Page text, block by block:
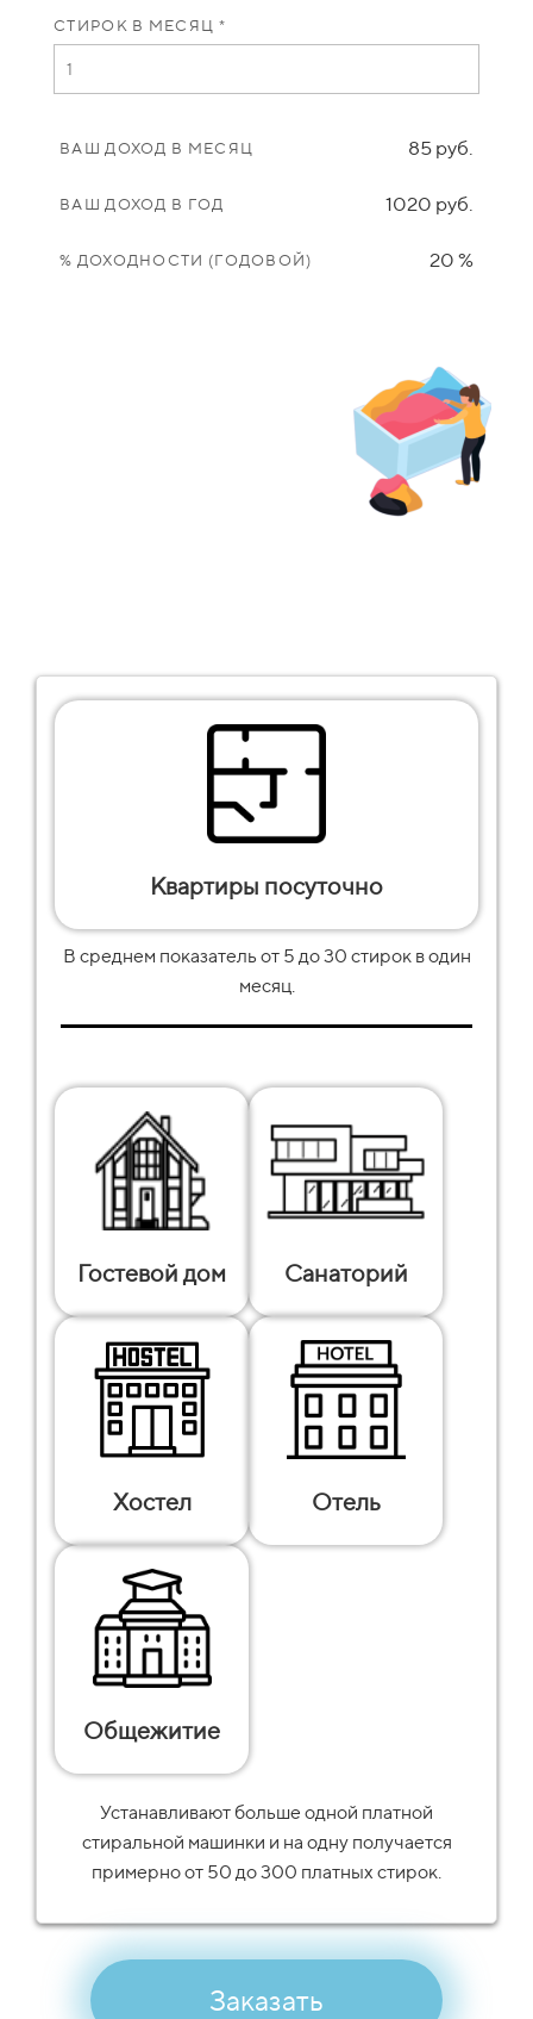
СТИРОК В МЕСЯЦ *
ВАШ ДОХОД В МЕСЯЦ 85 руб.
ВАШ ДОХОД В ГОД 1020 руб.
% ДОХОДНОСТИ (ГОДОВОЙ) 20 %
Квартиры посуточно
В среднем показатель от 5 до30 стирок в один
месяц.
Гостевой дом Санаторий
Хостел Отель
Общежитие
Устанавливают больше одной платной
стиральной машинки и на одну получается
примерно от 50 до 300 платных стирок.
Заказать